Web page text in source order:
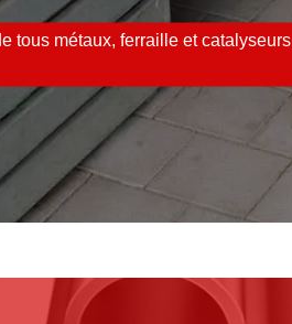
tous métaux, ferraille et catalyseurs